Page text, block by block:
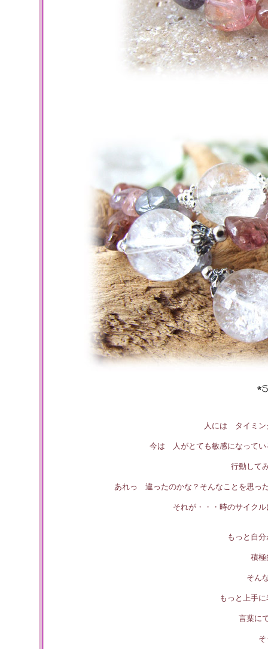
人には タイミン
今は 人がとても敏感になって
行動して
あれっ 違ったのかな？そんなことを思
それが・・・時のサイク
もっと自
積極
そん
もっと上手
言葉に